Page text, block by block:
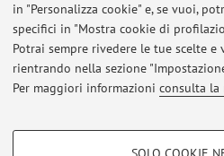
in "Personalizza cookie" e, se vuoi,
specifici in "Mostra cookie di
Potrai sempre rivedere le tue scelte
rientrando nella sezione
Per maggiori informazioni consulta la
COOKIE DI PROFILAZIONE -
Ultimi
Inizio corso Stratigrafia Integrata di
Pubblicato il: 27 settembre 2022